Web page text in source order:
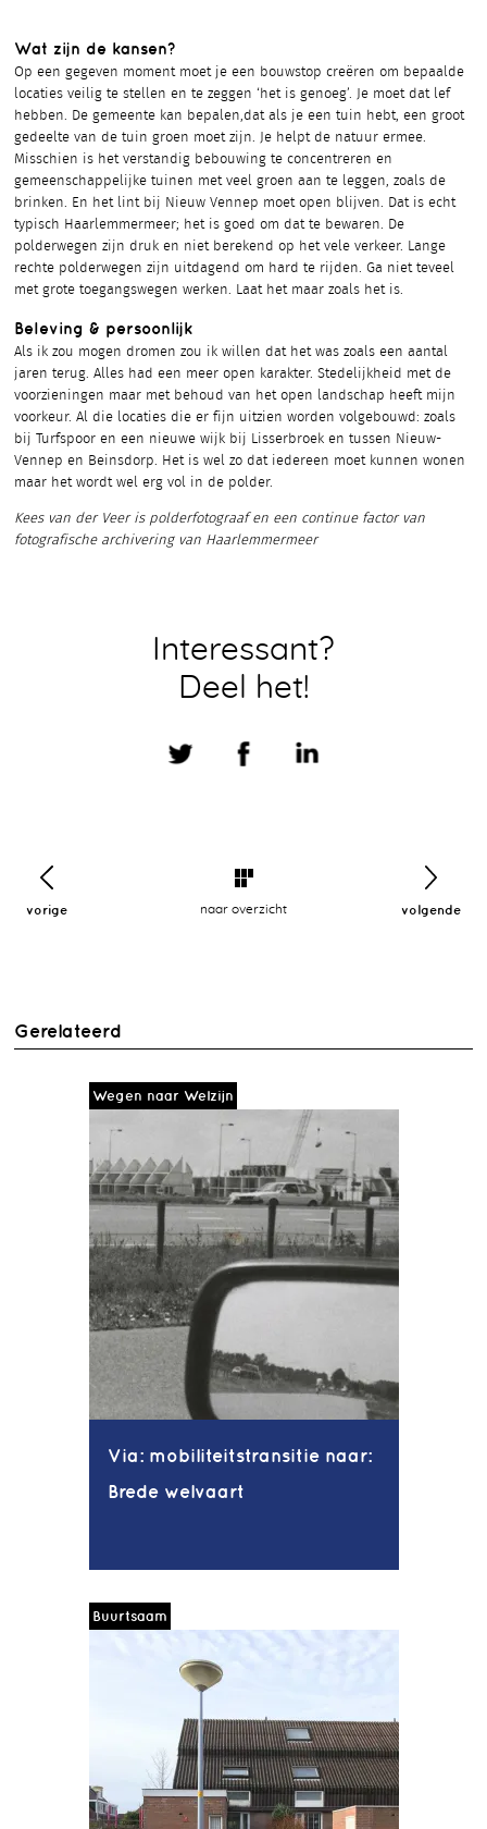
Wat zijn de kansen?
Op een gegeven moment moet je een bouwstop creëren om bepaalde
locaties veilig te stellen en te zeggen ‘het is genoeg’. Je moet dat lef
hebben. De gemeente kan bepalen,dat als je een tuin hebt, een groot
gedeelte van de tuin groen moet zijn. Je helpt de natuur ermee.
Misschien is het verstandig bebouwing te concentreren en
gemeenschappelijke tuinen met veel groen aan te leggen, zoals de
brinken. En het lint bij Nieuw Vennep moet open blijven. Dat is echt
typisch Haarlemmermeer; het is goed om dat te bewaren. De
polderwegen zijn druk en niet berekend op het vele verkeer. Lange
rechte polderwegen zijn uitdagend om hard te rijden. Ga niet teveel
met grote toegangswegen werken. Laat het maar zoals het is.
Beleving & persoonlijk
Als ik zou mogen dromen zou ik willen dat het was zoals een aantal
jaren terug. Alles had een meer open karakter. Stedelijkheid met de
voorzieningen maar met behoud van het open landschap heeft mijn
voorkeur. Al die locaties die er fijn uitzien worden volgebouwd: zoals
bij Turfspoor en een nieuwe wijk bij Lisserbroek en tussen Nieuw-
Vennep en Beinsdorp. Het is wel zo dat iedereen moet kunnen wonen
maar het wordt wel erg vol in de polder.
Kees van der Veer is polderfotograaf en een continue factor van
fotografische archivering van Haarlemmermeer
Interessant?
Deel het!
vorige naar overzicht volgende
Gerelateerd
Wegen naar Welzijn
Via: mobiliteitstransitie naar:
Brede welvaart
Buurtsaam